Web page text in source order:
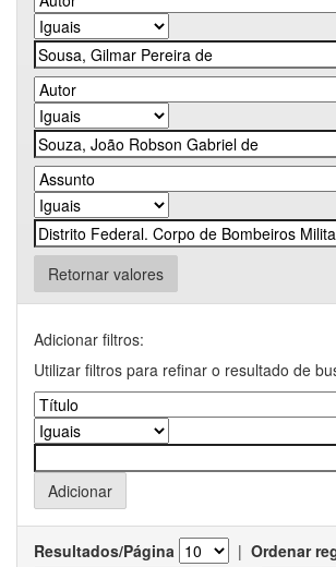
Retornar valores
Adicionar filtros:
Utilizar filtros para refinar o resultado de
Resultados/Página | Ordenar